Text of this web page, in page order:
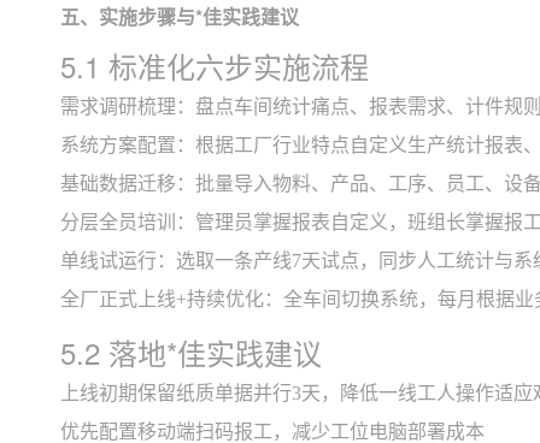
五、实施步骤与*佳实践建议
5.1 标准化六步实施流程
需求调研梳理：盘点车间统计痛点、报表需求、计件规
系统方案配置：根据工厂行业特点自定义生产统计报表
基础数据迁移：批量导入物料、产品、工序、员工、设
分层全员培训：管理员掌握报表自定义，班组长掌握报
单线试运行：选取一条产线7天试点，同步人工统计与
全厂正式上线+持续优化：全车间切换系统，每月根据
5.2 落地*佳实践建议
上线初期保留纸质单据并行3天，降低一线工人操作适应
优先配置移动端扫码报工，减少工位电脑部署成本